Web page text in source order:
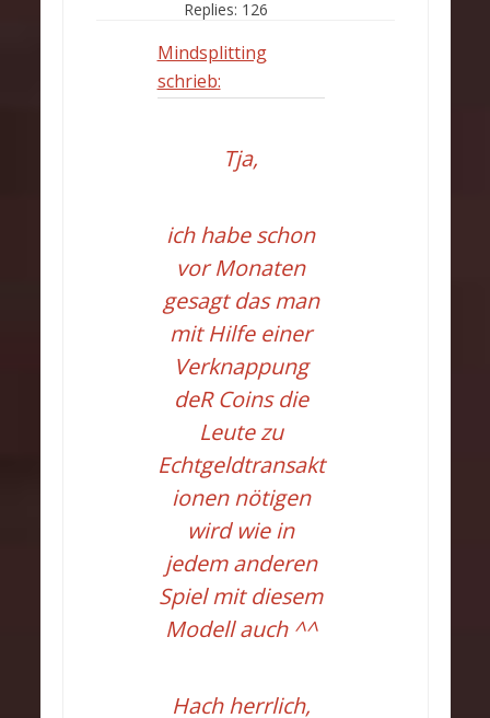
Replies: 126
Mindsplitting
schrieb:
Tja,
ich habe schon
vor Monaten
gesagt das man
mit Hilfe einer
Verknappung
deR Coins die
Leute zu
Echtgeldtransakt
ionen nötigen
wird wie in
jedem anderen
Spiel mit diesem
Modell auch ^^
Hach herrlich,